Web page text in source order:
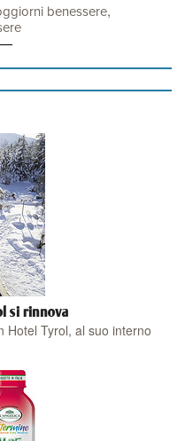
benessere,
si rinnova
Hotel Tyrol, al suo interno